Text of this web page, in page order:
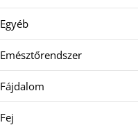
Egyéb
Emésztőrendszer
Fájdalom
Fej